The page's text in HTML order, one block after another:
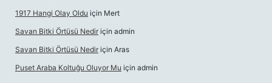
1917 Hangi Olay Oldu için Mert
Savan Bitki Örtüsü Nedir için admin
Savan Bitki Örtüsü Nedir için Aras
Puset Araba Koltuğu Oluyor Mu için admin